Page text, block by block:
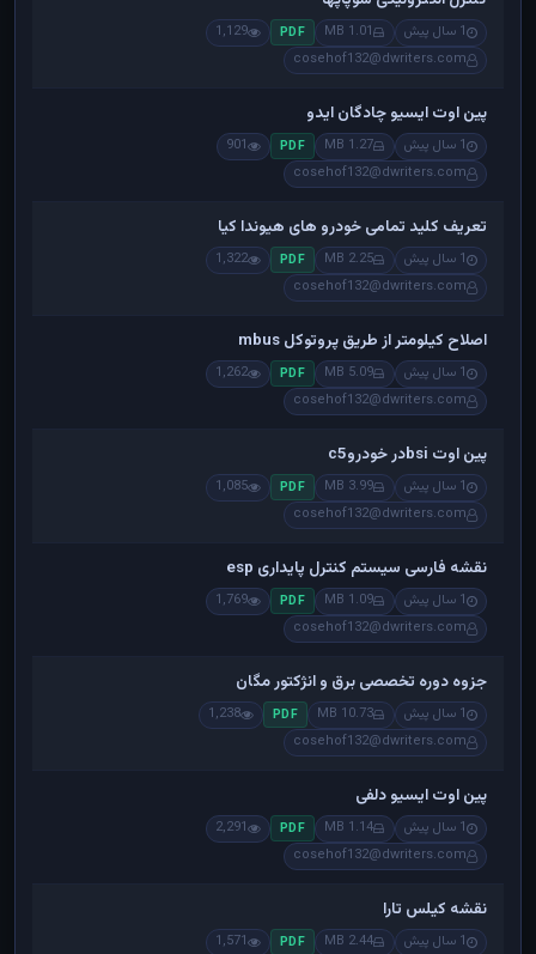
1 سال پیش 1.01 MB
PDF
1,129
cosehof132@dwriters.com
پین اوت ایسیو چادگان ایدو
1 سال پیش 1.27 MB
PDF
901
cosehof132@dwriters.com
تعریف کلید تمامی خودرو های هیوندا کیا
1 سال پیش 2.25 MB
PDF
1,322
cosehof132@dwriters.com
اصلاح کیلومتر از طریق پروتوکل mbus
1 سال پیش 5.09 MB
PDF
1,262
cosehof132@dwriters.com
پین اوت bsiدر خودروc5
1 سال پیش 3.99 MB
PDF
1,085
cosehof132@dwriters.com
نقشه فارسی سیستم کنترل پایداری esp
1 سال پیش 1.09 MB
PDF
1,769
cosehof132@dwriters.com
جزوه دوره تخصصی برق و انژکتور مگان
1 سال پیش 10.73 MB
PDF
1,238
cosehof132@dwriters.com
پین اوت ایسیو دلفی
1 سال پیش 1.14 MB
PDF
2,291
cosehof132@dwriters.com
نقشه کیلس تارا
1 سال پیش 2.44 MB
PDF
1,571